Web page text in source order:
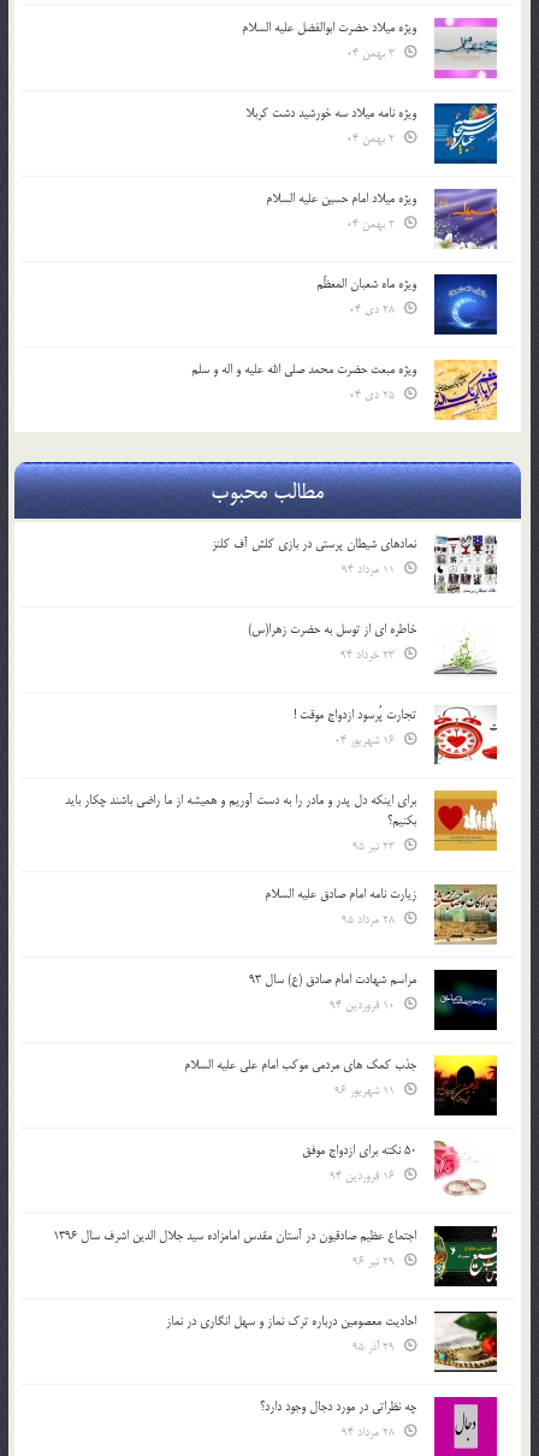
ویژه میلاد حضرت ابوالفضل علیه السلام
ویژه نامه میلاد سه خورشید دشت کربلا
ویژه میلاد امام حسین علیه السلام
ویژه ماه شعبان المعظّم
ویژه مبعث حضرت محمد صلی الله علیه و اله و سلم
مطالب محبوب
نمادهای شیطان پرستی در بازی کلش آف کلنز
خاطره ای از توسل به حضرت زهرا(س)
تجارت پُرسود ازدواج موقت !
براي اينكه دل پدر و مادر را به دست آوريم و هميشه از ما راضي باشند چكار بايد
بكنيم؟
زیارت نامه امام صادق علیه السلام
مراسم شهادت امام صادق (ع) سال 93
جذب کمک های مردمی موکب امام علی علیه السلام
50 نکته برای ازدواج موفق
اجتماع عظیم صادقیون در آستان مقدس امامزاده سید جلال الدین اشرف سال 1396
احادیث معصومین درباره ترک نماز و سهل انگاری در نماز
چه نظراتی در مورد دجال وجود دارد؟